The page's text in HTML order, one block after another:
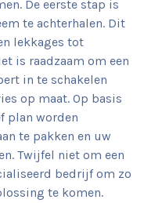
De eerste stap is
te achterhalen. Dit
lekkages tot
is raadzaam om een
in te schakelen
op maat. Op basis
plan worden
te pakken en uw
Twijfel niet om een
bedrijf om zo
te komen.